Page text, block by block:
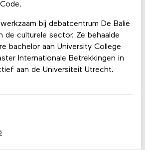
bij debatcentrum De Balie
de culturele sector. Ze behaalde
bachelor aan University College
Internationale Betrekkingen in
aan de Universiteit Utrecht.